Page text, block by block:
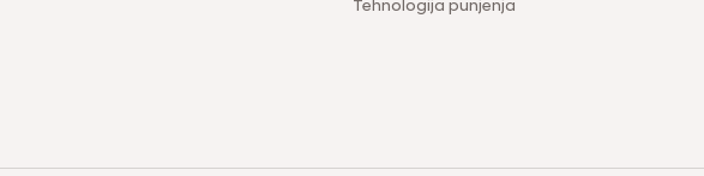
Tehnologija punjenja